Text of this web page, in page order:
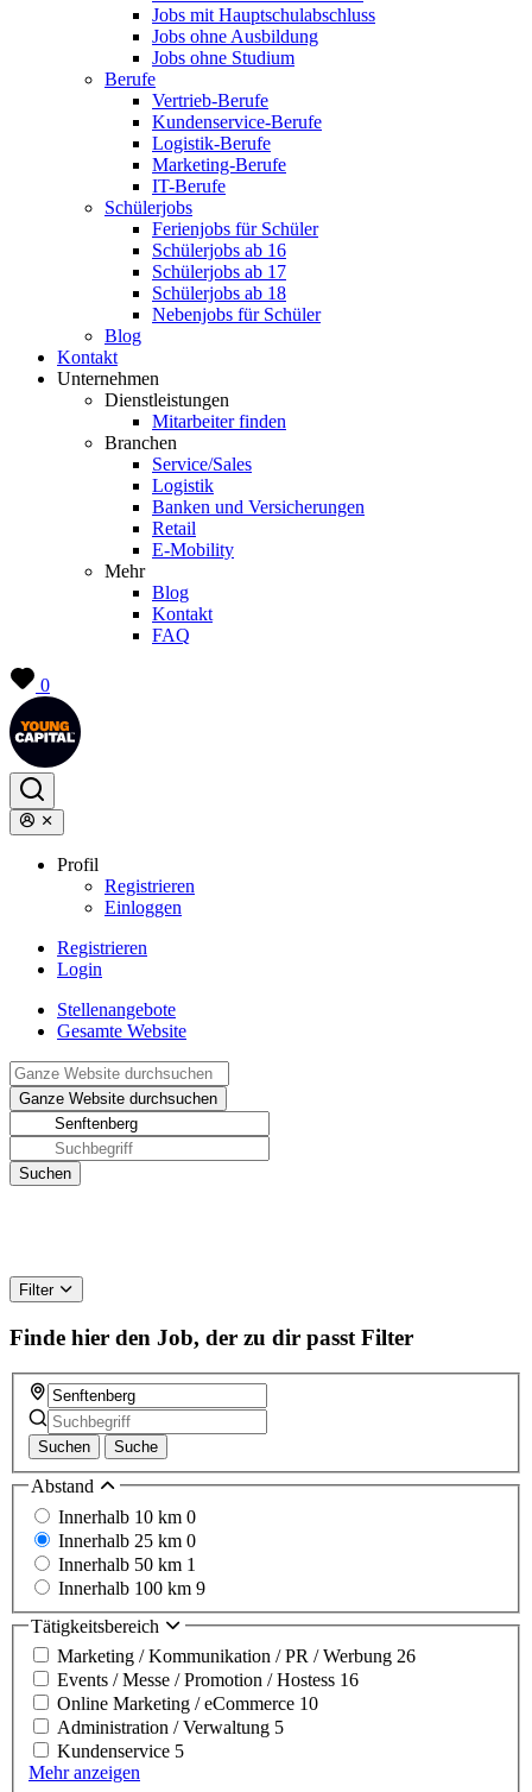
Jobs mit Hauptschulabschluss
Jobs ohne Ausbildung
Jobs ohne Studium
Berufe
Vertrieb-Berufe
Kundenservice-Berufe
Logistik-Berufe
Marketing-Berufe
IT-Berufe
Schülerjobs
Ferienjobs für Schüler
Schülerjobs ab 16
Schülerjobs ab 17
Schülerjobs ab 18
Nebenjobs für Schüler
Blog
Kontakt
Unternehmen
Dienstleistungen
Mitarbeiter finden
Branchen
Service/Sales
Logistik
Banken und Versicherungen
Retail
E-Mobility
Mehr
Blog
Kontakt
FAQ
0
Profil
Registrieren
Einloggen
Registrieren
Login
Stellenangebote
Gesamte Website
Filter
Finde hier den Job, der zu dir passt Filter
Suchen Suche
Abstand
Innerhalb 10 km 0
Innerhalb 25 km 0
Innerhalb 50 km 1
Innerhalb 100 km 9
Tätigkeitsbereich
Marketing / Kommunikation / PR / Werbung 26
Events / Messe / Promotion / Hostess 16
Online Marketing / eCommerce 10
Administration / Verwaltung 5
Kundenservice 5
Mehr anzeigen